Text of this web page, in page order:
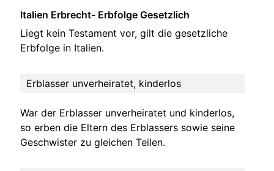
Italien Erbrecht- Erbfolge Gesetzlich
Liegt kein Testament vor, gilt die gesetzliche
Erbfolge in Italien.
Erblasser unverheiratet, kinderlos
War der Erblasser unverheiratet und kinderlos,
so erben die Eltern des Erblassers sowie seine
Geschwister zu gleichen Teilen.